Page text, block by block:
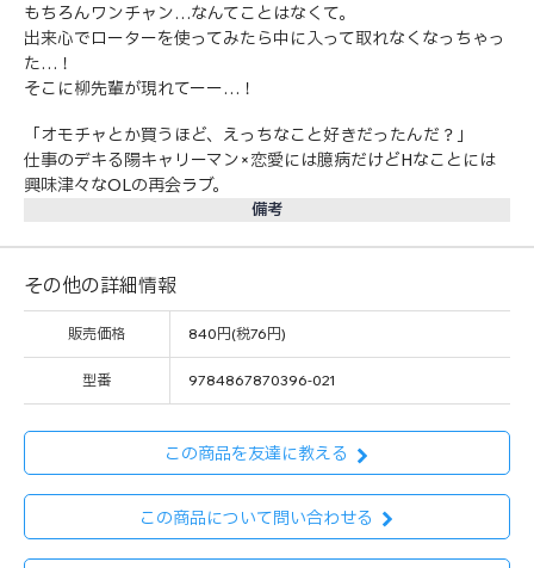
もちろんワンチャン…なんてことはなくて。
出来心でローターを使ってみたら中に入って取れなくなっちゃっ
た…！
そこに柳先輩が現れてーー…！
「オモチャとか買うほど、えっちなこと好きだったんだ？」
仕事のデキる陽キャリーマン×恋愛には臆病だけどHなことには
興味津々なOLの再会ラブ。
備考
その他の詳細情報
販売価格 840円(税76円)
型番 9784867870396-021
この商品を友達に教える
この商品について問い合わせる